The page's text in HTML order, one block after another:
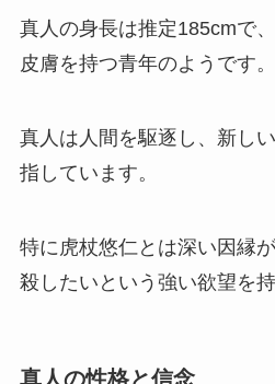
真人の身長は推定185cmで
皮膚を持つ青年のようです。
真人は人間を駆逐し、新し
指しています。
特に虎杖悠仁とは深い因縁
殺したいという強い欲望を持
真人の性格と信念